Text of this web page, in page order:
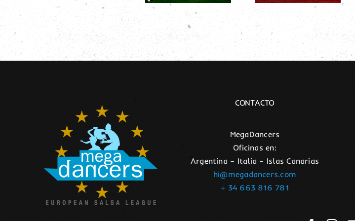
en Santa
Cruz de
Tenerife
Megadancers
2023 * * *
con la XX
edición del
Canarias
Salsa Open
CONTACTO
MegaDancers
Oficinas en:
Argentina – Italia – Islas Canarias
hi@megadancers.com
+ 34 663 816 781